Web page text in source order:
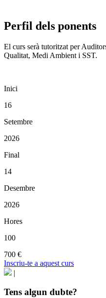
Perfil dels ponents
El curs serà tutoritzat per
Qualitat, Medi Ambient i SST.
Inici
16
Setembre
2026
Final
14
Desembre
2026
Hores
100
700 €
Inscriu-te a aquest curs
|
Tens algun dubte?